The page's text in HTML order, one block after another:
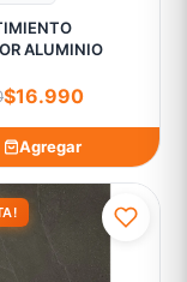
ALUMINIO
$16.990
Agregar